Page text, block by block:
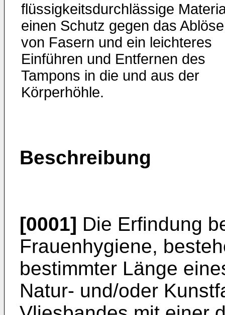
flüssigkeitsdurchlässige
einen Schutz gegen das
von Fasern und ein leichteres
Einführen und Entfernen des
Tampons in die und aus der
Körperhöhle.
Beschreibung
[0001] Die Erfindung
Frauenhygiene,
bestimmter Länge
Natur- und/oder